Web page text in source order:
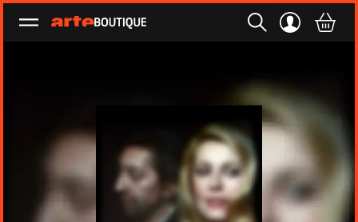
Ouvrir le menu